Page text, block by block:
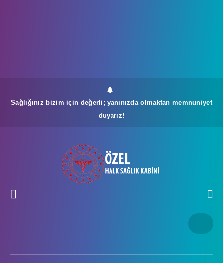
Sağlığınız bizim için değerli; yanınızda olmaktan memnuniyet
duyarız!